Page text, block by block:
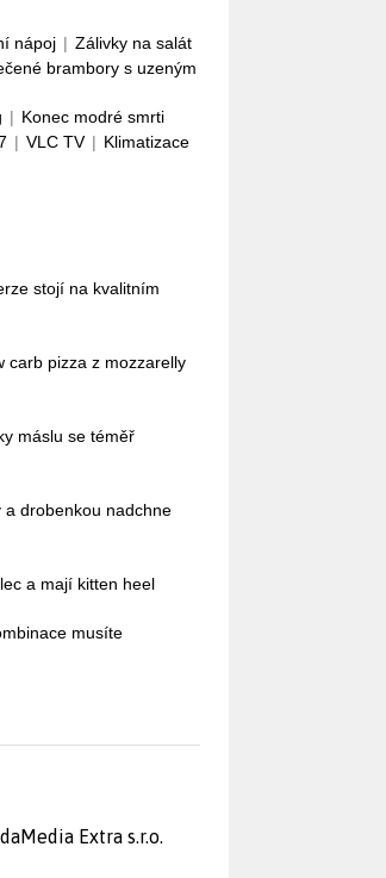
nápoj | Zálivky na salát
brambory s uzeným
| Konec modré smrti
| VLC TV | Klimatizace
stojí na kvalitním
carb pizza z mozzarelly
máslu se téměř
a drobenkou nadchne
a mají kitten heel
musíte
Extra s.r.o.